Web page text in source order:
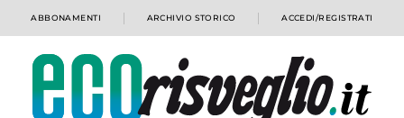
ABBONAMENTI ARCHIVIO STORICO ACCEDI/REGISTRATI